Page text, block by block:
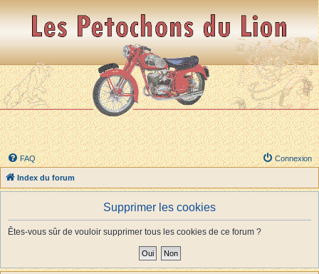
FAQ Connexion
Index du forum
Supprimer les cookies
Êtes-vous sûr de vouloir supprimer tous les cookies de ce forum ?